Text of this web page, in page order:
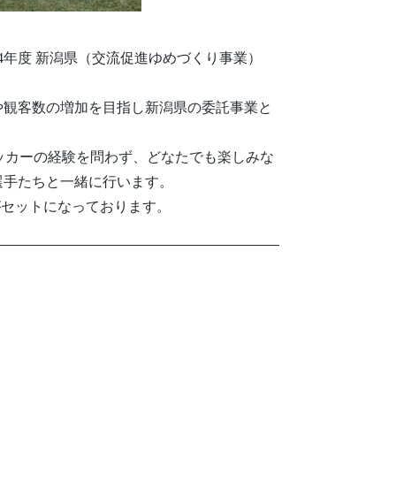
度 新潟県（交流促進ゆめづくり事業）
客数の増加を目指し新潟県の委託事業と
ーの経験を問わず、どなたでも楽しみな
たちと一緒に行います。
ットになっております。